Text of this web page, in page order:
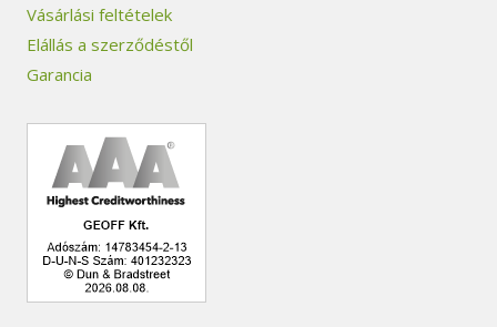
Vásárlási feltételek
Elállás a szerződéstől
Garancia